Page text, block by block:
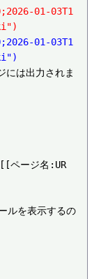
01-03T1
01-03T1
は出力されま
ページ名:UR
ルを表示するの